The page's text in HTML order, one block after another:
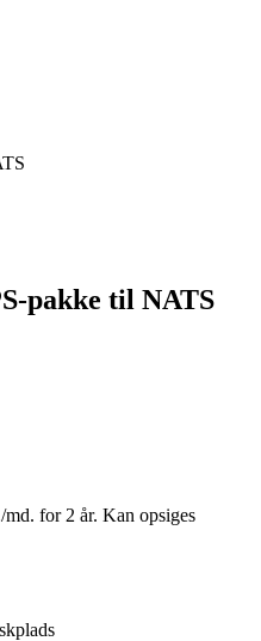
pakke til NATS
for 2 år. Kan opsiges